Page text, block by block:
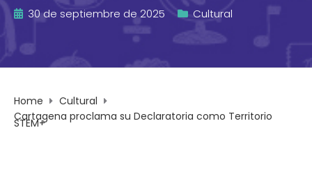
30 de septiembre de 2025 Cultural
Home
Cultural
Cartagena proclama su Declaratoria como Territorio
STEM+